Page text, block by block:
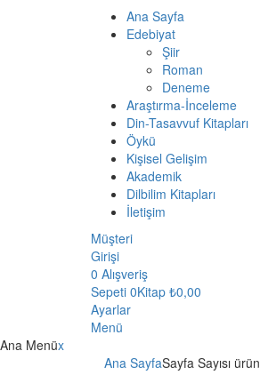
Ana Sayfa
Edebiyat
Şiir
Roman
Deneme
Araştırma-İnceleme
Din-Tasavvuf Kitapları
Öykü
Kişisel Gelişim
Akademik
Dilbilim Kitapları
İletişim
Müşteri
Girişi
0 Alışveriş
Sepeti 0Kitap ₺0,00
Ayarlar
Menü
Ana Menüx
Ana SayfaSayfa Sayısı ürün